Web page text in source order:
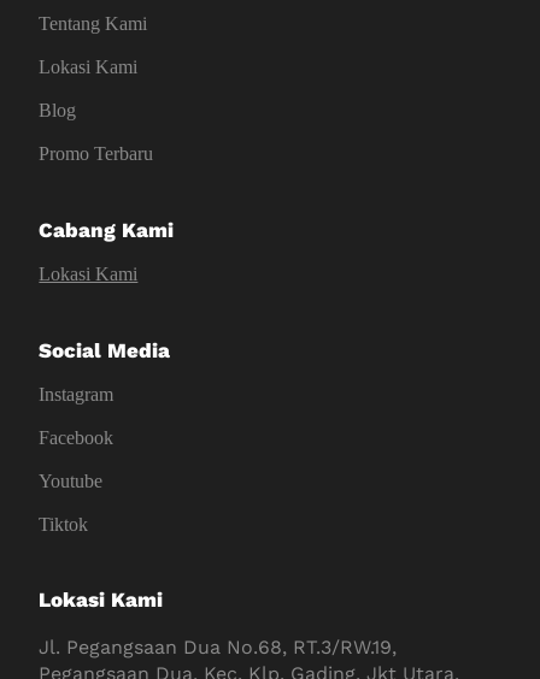
Tentang Kami
Lokasi Kami
Blog
Promo Terbaru
Cabang Kami
Lokasi Kami
Social Media
Instagram
Facebook
Youtube
Tiktok
Lokasi Kami
Jl. Pegangsaan Dua No.68, RT.3/RW.19,
Pegangsaan Dua, Kec. Klp. Gading, Jkt Utara,